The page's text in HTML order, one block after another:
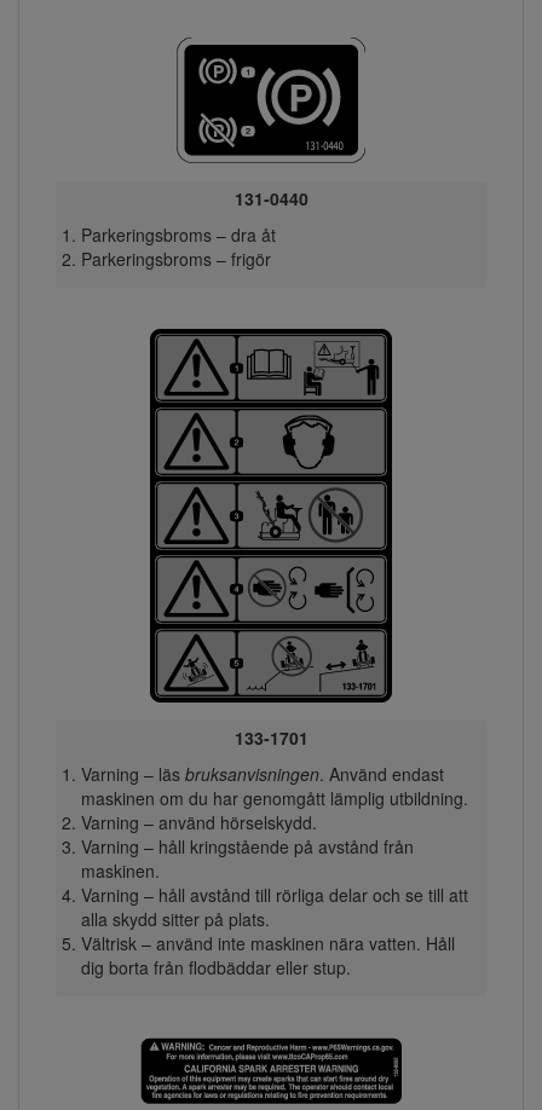
131-0440
Parkeringsbroms – dra åt
Parkeringsbroms – frigör
133-1701
Varning – läs bruksanvisningen. Använd endast
maskinen om du har genomgått lämplig utbildning.
Varning – använd hörselskydd.
Varning – håll kringstående på avstånd från
maskinen.
Varning – håll avstånd till rörliga delar och se till att
alla skydd sitter på plats.
Vältrisk – använd inte maskinen nära vatten. Håll
dig borta från flodbäddar eller stup.